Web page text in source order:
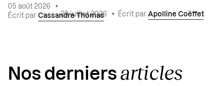
05 août 2026
•
Écrit par Cassandre Thomas
29 juillet 2026 • Écrit par Apolline Coëffet
Nos derniers articles